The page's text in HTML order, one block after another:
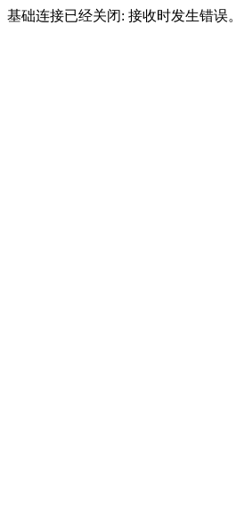
基础连接已经关闭: 接收时发生错误。